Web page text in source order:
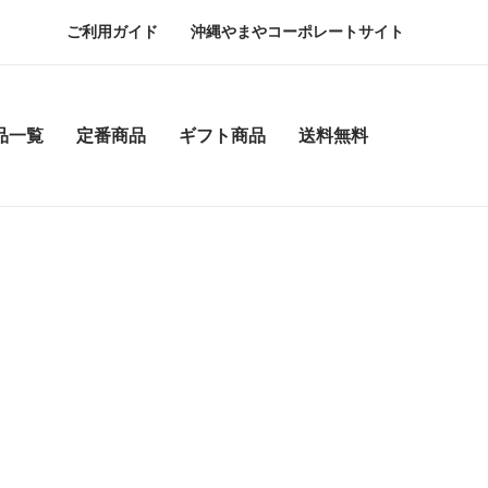
ご利用ガイド 沖縄やまやコーポレートサイト
一覧 定番商品 ギフト商品 送料無料